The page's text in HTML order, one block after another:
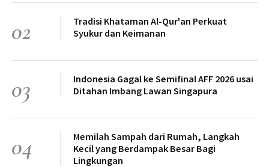
02
Tradisi Khataman Al-Qur'an Perkuat
Syukur dan Keimanan
03
Indonesia Gagal ke Semifinal AFF 2026 usai
Ditahan Imbang Lawan Singapura
04
Memilah Sampah dari Rumah, Langkah
Kecil yang Berdampak Besar Bagi
Lingkungan